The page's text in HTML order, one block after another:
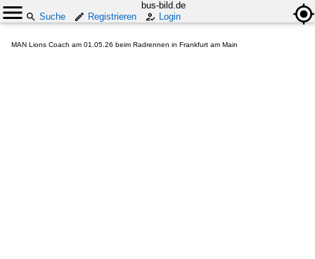
bus-bild.de
Suche
Registrieren Login
MAN Lions Coach am 01.05.26 beim Radrennen in Frankfurt am Main